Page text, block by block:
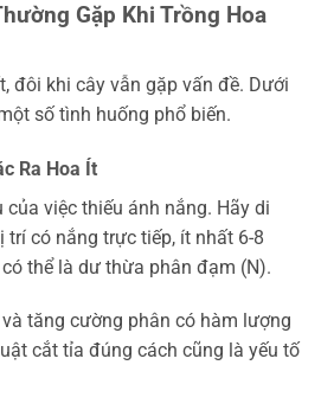
Gặp Khi Trồng Hoa
đôi khi cây vẫn gặp vấn đề. Dưới
số tình huống phổ biến.
Ra Hoa Ít
việc thiếu ánh nắng. Hãy di
trí có nắng trực tiếp, ít nhất 6-8
thể là dư thừa phân đạm (N).
tăng cường phân có hàm lượng
cắt tỉa đúng cách cũng là yếu tố